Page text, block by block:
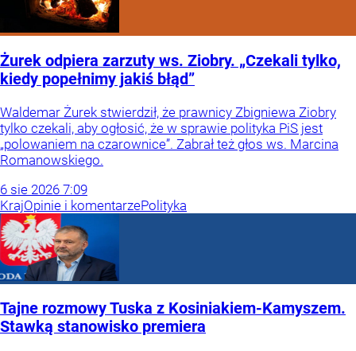
Żurek odpiera zarzuty ws. Ziobry. „Czekali tylko,
kiedy popełnimy jakiś błąd”
Waldemar Żurek stwierdził, że prawnicy Zbigniewa Ziobry
tylko czekali, aby ogłosić, że w sprawie polityka PiS jest
„polowaniem na czarownice”. Zabrał też głos ws. Marcina
Romanowskiego.
6 sie 2026 7:09
KrajOpinie i komentarzePolityka
Tajne rozmowy Tuska z Kosiniakiem-Kamyszem.
Stawką stanowisko premiera